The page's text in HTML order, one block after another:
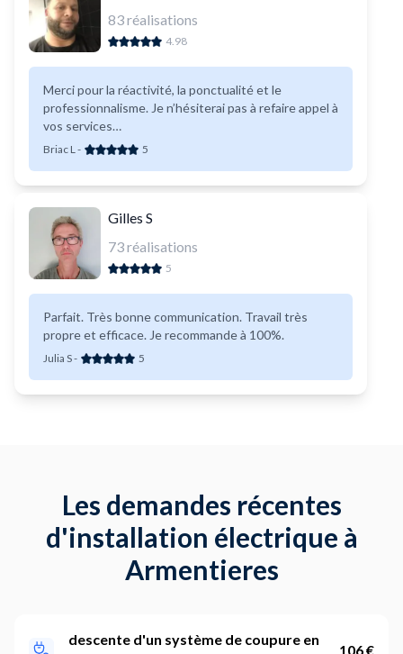
83réalisations
4.98
Merci pour la réactivité, la ponctualité et le
professionnalisme. Je n’hésiterai pas à refaire appel à
vos services…
Briac L- 5
Gilles S
73réalisations
5
Parfait. Très bonne communication. Travail très
propre et efficace. Je recommande à 100%.
Julia S- 5
Les demandes récentes
d'installation électrique à
Armentieres
descente d'un système de coupure en
106 €